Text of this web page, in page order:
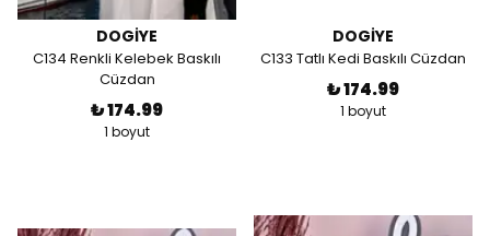
DOGİYE
C134 Renkli Kelebek Baskılı
Cüzdan
₺ 174.99
1 boyut
DOGİYE
C133 Tatlı Kedi Baskılı Cüzdan
₺ 174.99
1 boyut